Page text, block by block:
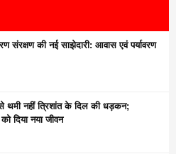
संरक्षण की नई साझेदारी: आवास एवं पर्यावरण
से थमी नहीं त्रिशांत के दिल की धड़कन;
दिया नया जीवन